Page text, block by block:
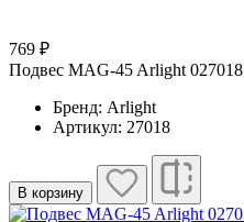
769 ₽
Подвес MAG-45 Arlight 027018
Бренд: Arlight
Артикул: 27018
В корзину